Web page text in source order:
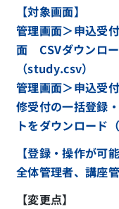
【対象画面】
管理画面＞申込受
面 CSVダウンロ
（study.csv）
管理画面＞申込受
修受付の一括登録
トをダウンロー
【登録・操作が可
全体管理者、講座
【変更点】